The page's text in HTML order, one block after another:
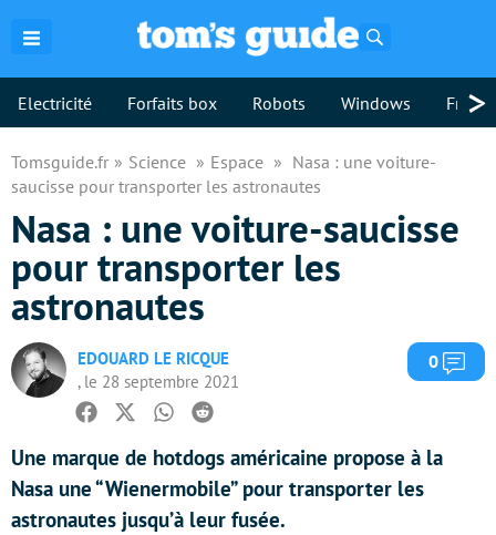
Electricité Forfaits box Robots Windows >
Tomsguide.fr Science Espace
Nasa : une voiture-
saucisse pour transporter les astronautes
Nasa : une voiture-saucisse
pour transporter les
astronautes
EDOUARD LE RICQUE
, le 28 septembre 2021
0
Facebook
TwitterWhatsapp
Reddit
Une marque de hotdogs américaine propose à la
Nasa une “Wienermobile” pour transporter les
astronautes jusqu’à leur fusée.